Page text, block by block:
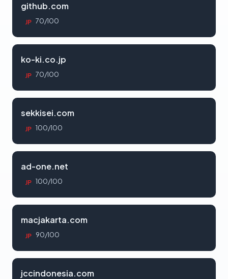
github.com
JP 70/100
ko-ki.co.jp
JP 70/100
sekkisei.com
JP 100/100
ad-one.net
JP 100/100
macjakarta.com
JP 90/100
jccindonesia.com